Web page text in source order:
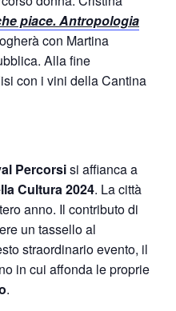
piace. Antropologia
con Martina
Alla fine
con i vini della Cantina
Percorsisi affianca a
Cultura 2024. La città
anno. Il contributo di
un tassello al
straordinario evento, il
in cui affonda le proprie
.